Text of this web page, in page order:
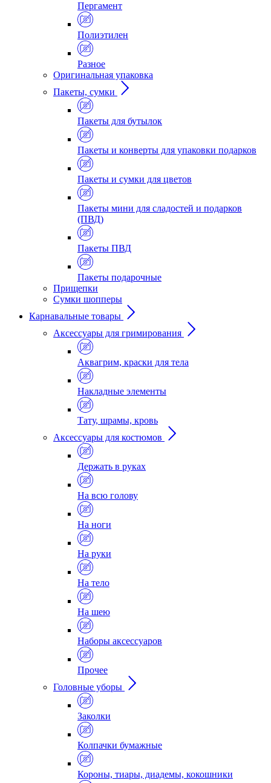
Пергамент
Полиэтилен
Разное
Оригинальная упаковка
Пакеты, сумки
Пакеты для бутылок
Пакеты и конверты для упаковки подарков
Пакеты и сумки для цветов
Пакеты мини для сладостей и подарков
(ПВД)
Пакеты ПВД
Пакеты подарочные
Прищепки
Сумки шопперы
Карнавальные товары
Аксессуары для гримирования
Аквагрим, краски для тела
Накладные элементы
Тату, шрамы, кровь
Аксессуары для костюмов
Держать в руках
На всю голову
На ноги
На руки
На тело
На шею
Наборы аксессуаров
Прочее
Головные уборы
Заколки
Колпачки бумажные
Короны, тиары, диадемы, кокошники